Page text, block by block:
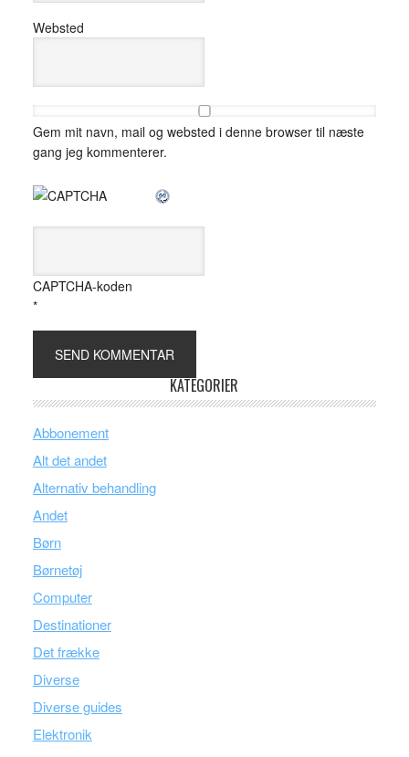
Websted
Gem mit navn, mail og websted i denne browser til næste
gang jeg kommenterer.
CAPTCHA-koden
*
KATEGORIER
Abbonement
Alt det andet
Alternativ behandling
Andet
Børn
Børnetøj
Computer
Destinationer
Det frække
Diverse
Diverse guides
Elektronik